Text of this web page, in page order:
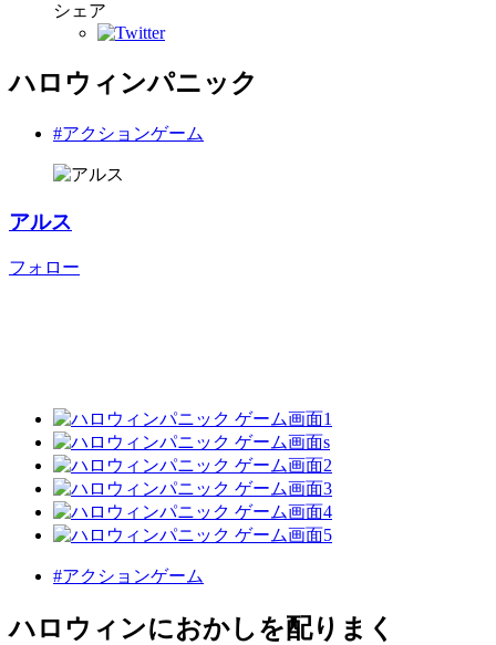
シェア
ハロウィンパニック
#アクションゲーム
アルス
フォロー
#アクションゲーム
ハロウィンにおかしを配りまく